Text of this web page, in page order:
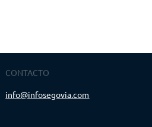
CONTACTO
info@infosegovia.com